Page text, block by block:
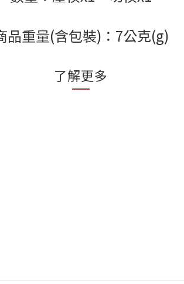
品重量(含包裝)：7公克(g)
了解更多